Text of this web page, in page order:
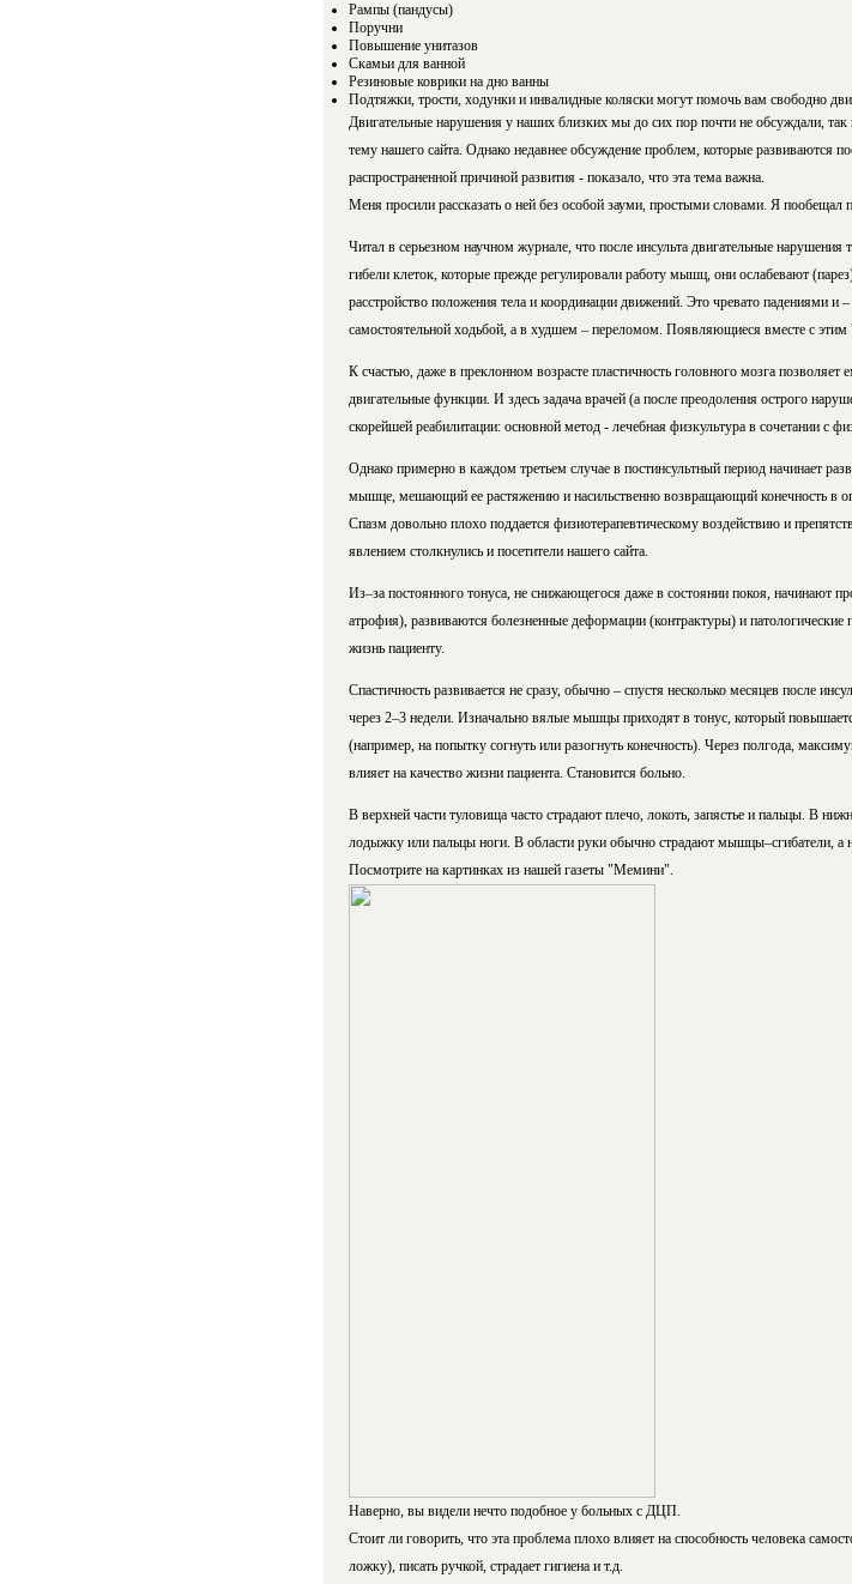
Рампы (пандусы)
Поручни
Повышение унитазов
Скамьи для ванной
Резиновые коврики на дно ванны
Подтяжки, трости, ходунки и инвалидные коляски могут помочь вам свободно
Двигательные нарушения у наших близких мы до сих пор почти не обсуждали, так
тему нашего сайта. Однако недавнее обсуждение проблем, которые развиваются
распространенной причиной развития - показало, что эта тема важна.
Меня просили рассказать о ней без особой зауми, простыми словами. Я пообещал
Читал в серьезном научном журнале, что после инсульта двигательные
гибели клеток, которые прежде регулировали работу мышц, они ослабевают
расстройство положения тела и координации движений. Это чревато падениями
самостоятельной ходьбой, а в худшем – переломом. Появляющиеся вместе с
К счастью, даже в преклонном возрасте пластичность головного мозга позволяет
двигательные функции. И здесь задача врачей (а после преодоления острого
скорейшей реабилитации: основной метод - лечебная физкультура в сочетании с
Однако примерно в каждом третьем случае в постинсультный период начинает
мышце, мешающий ее растяжению и насильственно возвращающий конечность в
Спазм довольно плохо поддается физиотерапевтическому воздействию и
явлением столкнулись и посетители нашего сайта.
Из–за постоянного тонуса, не снижающегося даже в состоянии покоя, начинают
атрофия), развиваются болезненные деформации (контрактуры) и
жизнь пациенту.
Спастичность развивается не сразу, обычно – спустя несколько месяцев после
через 2–3 недели. Изначально вялые мышцы приходят в тонус, который
(например, на попытку согнуть или разогнуть конечность). Через полгода,
влияет на качество жизни пациента. Становится больно.
В верхней части туловища часто страдают плечо, локоть, запястье и пальцы. В
лодыжку или пальцы ноги. В области руки обычно страдают мышцы–сгибатели, а
Посмотрите на картинках из нашей газеты "Мемини".
Наверно, вы видели нечто подобное у больных с ДЦП.
Стоит ли говорить, что эта проблема плохо влияет на способность человека
ложку), писать ручкой, страдает гигиена и т.д.